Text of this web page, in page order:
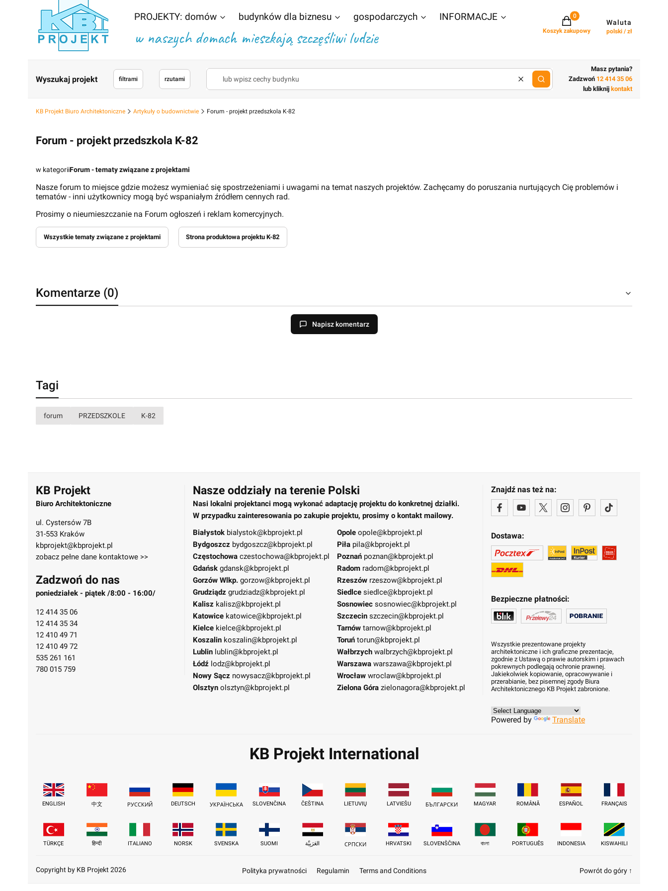
PROJEKTY: domów budynków dla biznesu gospodarczych INFORMACJE
w naszych domach mieszkają szczęśliwi ludzie
Projekty w koszyku: 0. Zobacz
Koszyk zakupowy
Waluta
polski / zł
Wyszukaj projekt filtrami rzutami
Wyczyśćlub wpisz cechy budynku
Masz pytania?
Zadzwoń 12 414 35 06
lub kliknij kontakt
KB Projekt Biuro Architektoniczne Artykuły o budownictwie Forum - projekt przedszkola K-82
Forum - projekt przedszkola K-82
w kategoriiForum - tematy związane z projektami
Nasze forum to miejsce gdzie możesz wymieniać się spostrzeżeniami i uwagami na temat naszych projektów. Zachęcamy do poruszania nurtujących Cię problemów i
tematów - inni użytkownicy mogą być wspaniałym źródłem cennych rad.
Prosimy o nieumieszczanie na Forum ogłoszeń i reklam komercyjnych.
Wszystkie tematy związane z projektami Strona produktowa projektu K-82
Komentarze (0)
Napisz komentarz
Tagi
forum PRZEDSZKOLE K-82
KB Projekt
Biuro Architektoniczne
ul. Cystersów 7B
31-553 Kraków
kbprojekt@kbprojekt.pl
zobacz pełne dane kontaktowe >>
Zadzwoń do nas
poniedziałek - piątek /8:00 - 16:00/
12 414 35 06
12 414 35 34
12 410 49 71
12 410 49 72
535 261 161
780 015 759
Nasze oddziały na terenie Polski
Nasi lokalni projektanci mogą wykonać adaptację projektu do konkretnej działki.
W przypadku zainteresowania po zakupie projektu, prosimy o kontakt mailowy.
Białystok bialystok@kbprojekt.pl
Bydgoszcz bydgoszcz@kbprojekt.pl
Częstochowa czestochowa@kbprojekt.pl
Gdańsk gdansk@kbprojekt.pl
Gorzów Wlkp. gorzow@kbprojekt.pl
Grudziądz grudziadz@kbprojekt.pl
Kalisz kalisz@kbprojekt.pl
Katowice katowice@kbprojekt.pl
Kielce kielce@kbprojekt.pl
Koszalin koszalin@kbprojekt.pl
Lublin lublin@kbprojekt.pl
Łódź lodz@kbprojekt.pl
Nowy Sącz nowysacz@kbprojekt.pl
Olsztyn olsztyn@kbprojekt.pl
Opole opole@kbprojekt.pl
Piła pila@kbprojekt.pl
Poznań poznan@kbprojekt.pl
Radom radom@kbprojekt.pl
Rzeszów rzeszow@kbprojekt.pl
Siedlce siedlce@kbprojekt.pl
Sosnowiec sosnowiec@kbprojekt.pl
Szczecin szczecin@kbprojekt.pl
Tarnów tarnow@kbprojekt.pl
Toruń torun@kbprojekt.pl
Wałbrzych walbrzych@kbprojekt.pl
Warszawa warszawa@kbprojekt.pl
Wrocław wroclaw@kbprojekt.pl
Zielona Góra zielonagora@kbprojekt.pl
Znajdź nas też na:
Dostawa:
Bezpieczne płatności:
Wszystkie prezentowane projekty
architektoniczne i ich graficzne prezentacje,
zgodnie z Ustawą o prawie autorskim i prawach
pokrewnych podlegają ochronie prawnej.
Jakiekolwiek kopiowanie, opracowywanie i
przerabianie, bez pisemnej zgody Biura
Architektonicznego KB Projekt zabronione.
Powered by Translate
KB Projekt International
ENGLISH 中文 РУССКИЙ DEUTSCH УКРАЇНСЬКА SLOVENČINA ČEŠTINA LIETUVIŲ LATVIEŠU БЪЛГАРСКИ MAGYAR ROMÂNĂ ESPAÑOL FRANÇAIS
TÜRKÇE हिन्दी ITALIANO NORSK SVENSKA SUOMI العَرَبِيَّة СРПСКИ HRVATSKI SLOVENŠČINA বাংলা PORTUGUÊS INDONESIA KISWAHILI
Copyright by KB Projekt 2026 Polityka prywatności Regulamin Terms and Conditions Powrót do góry ↑